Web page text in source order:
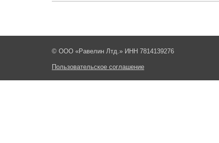
© ООО «Равелин Лтд.» ИНН 7814139276
Пользовательское соглашение